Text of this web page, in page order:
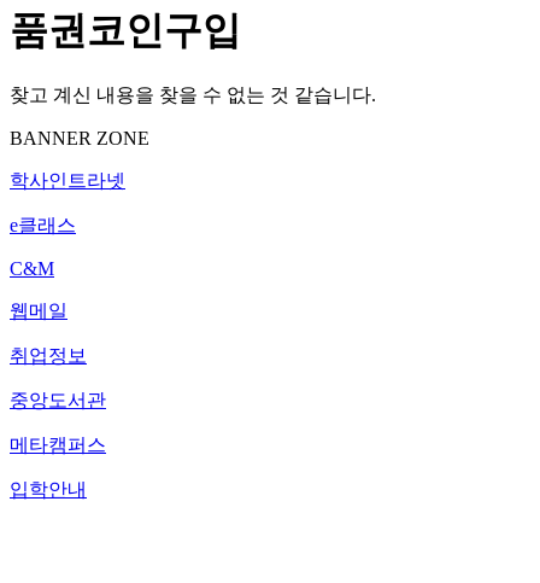
품권코인구입
찾고 계신 내용을 찾을 수 없는 것 같습니다.
BANNER ZONE
학사인트라넷
e클래스
C&M
웹메일
취업정보
중앙도서관
메타캠퍼스
입학안내